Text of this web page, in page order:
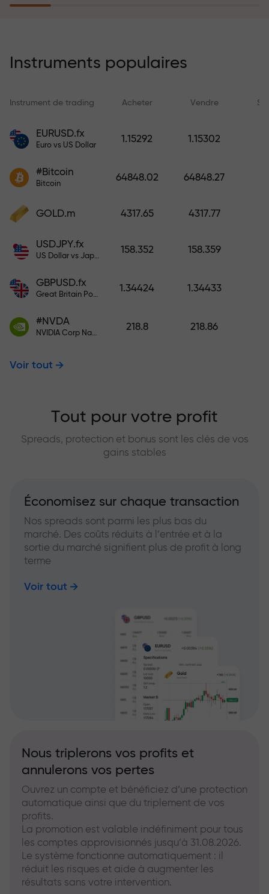
rêves simplement en effectuant un
risques rembourse vos pertes et
garantit un triplement des profits
tranquillité — votre capital est
dépôt. X1000 n’est pas une erreur.
Instruments populaires
Instrument de trading Acheter Vendre
EURUSD.fx
Euro vs US Dollar
1.15292 1.15302
#Bitcoin
Bitcoin
64848.02 64848.27
GOLD.m 4317.65 4317.77
USDJPY.fx
US Dollar vs Japanese Yen
158.352 158.359
GBPUSD.fx
Great Britain Pound vs US Dollar
1.34424 1.34433
#NVDA
NVIDIA Corp Nasdaq Stock Exchange (Nasdaq) USD
218.8 218.86
Voir tout
Tout pour votre profit
Spreads, protection et bonus sont les clés de vos
gains stables
Économisez sur chaque transaction
Nos spreads sont parmi les plus bas du
marché. Des coûts réduits à l’entrée et à la
sortie du marché signifient plus de profit à long
terme
Voir tout
Nous triplerons vos profits et
annulerons vos pertes
Ouvrez un compte et bénéficiez d’une protection
automatique ainsi que du triplement de vos
profits.
La promotion est valable indéfiniment pour tous
les comptes approvisionnés jusqu’à 31.08.2026.
Le système fonctionne automatiquement : il
réduit les risques et aide à augmenter les
résultats sans votre intervention.